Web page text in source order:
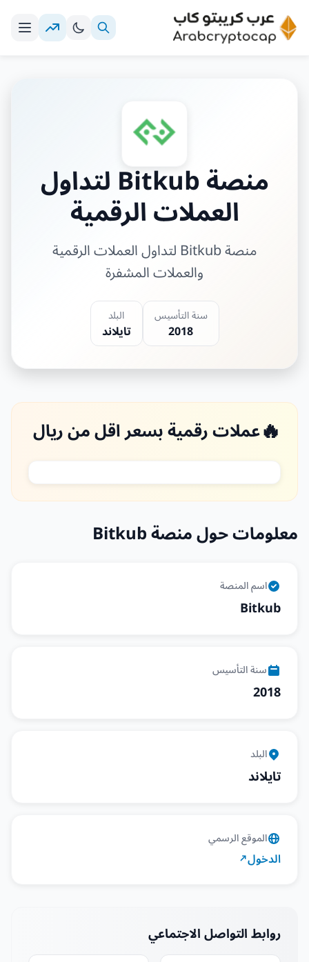
منصة Bitkub لتداول
العملات الرقمية
منصة Bitkub لتداول العملات الرقمية
والعملات المشفرة
سنة التأسيس
2018
البلد
تايلاند
🔥عملات رقمية بسعر اقل من ريال
معلومات حول منصة Bitkub
اسم المنصة
Bitkub
سنة التأسيس
2018
البلد
تايلاند
الموقع الرسمي
الدخول
روابط التواصل الاجتماعي